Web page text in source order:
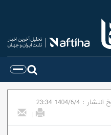
انتشار : 1404/6/4
23:34
|